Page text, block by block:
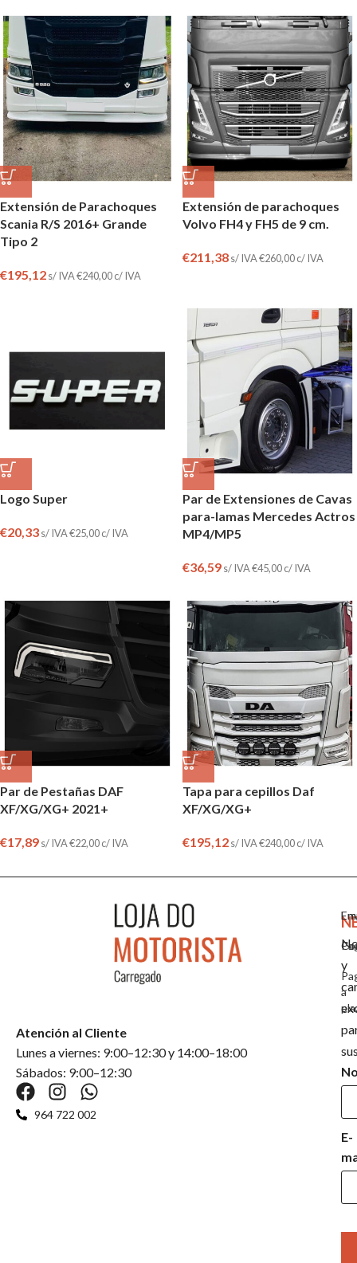
Extensión de Parachoques
Scania R/S 2016+ Grande
Tipo 2
€195,12s/ IVA€240,00c/ IVA
Extensión de parachoques
Volvo FH4 y FH5 de 9 cm.
€211,38s/ IVA€260,00c/ IVA
Logo Super
€20,33s/ IVA€25,00c/ IVA
Par de Extensiones de Cavas
para-lamas Mercedes Actros
MP4/MP5
€36,59s/ IVA€45,00c/ IVA
Par de Pestañas DAF
XF/XG/XG+ 2021+
€17,89s/ IVA€22,00c/ IVA
Tapa para cepillos Daf
XF/XG/XG+
€195,12s/ IVA€240,00c/ IVA
a
Atención al Cliente
Lunes a viernes: 9:00–12:30 y 14:00–18:00
Sábados: 9:00–12:30
964 722 002
y
E-